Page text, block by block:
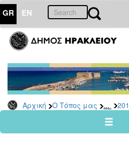
GR EN
Αρχική Ο Τόπος μας ...
ΤΟΠΟΣ
ΜΑΣ
Ανακοινώσεις
Αρχείο
2026
2024